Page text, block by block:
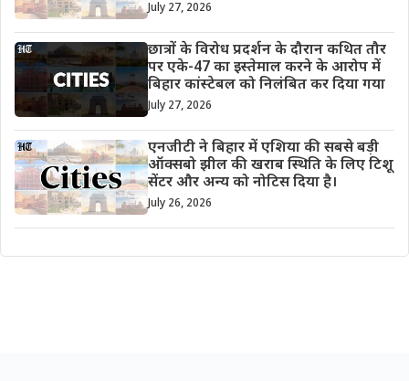
July 27, 2026
छात्रों के विरोध प्रदर्शन के दौरान कथित तौर
पर एके-47 का इस्तेमाल करने के आरोप में
बिहार कांस्टेबल को निलंबित कर दिया गया
July 27, 2026
एनजीटी ने बिहार में एशिया की सबसे बड़ी
ऑक्सबो झील की खराब स्थिति के लिए टिशू
सेंटर और अन्य को नोटिस दिया है।
July 26, 2026